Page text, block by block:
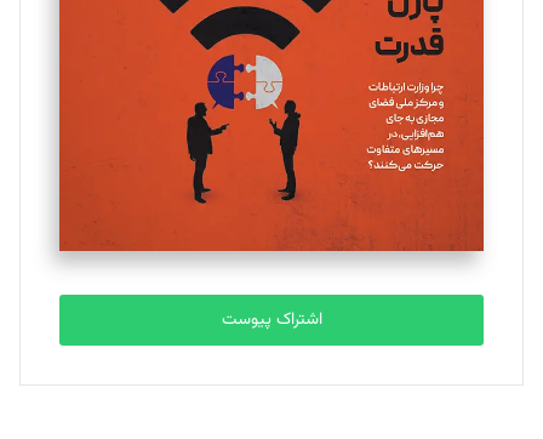
اشتراک پیوست